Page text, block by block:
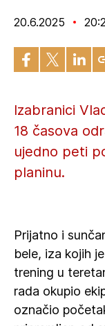
20.6.2025
Izabranici
18 časova
ujedno peti
planinu.
Prijatno i
bele, iza kojih
trening u
rada okupio
označio